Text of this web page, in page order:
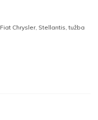
Fiat Chrysler, Stellantis,tužba